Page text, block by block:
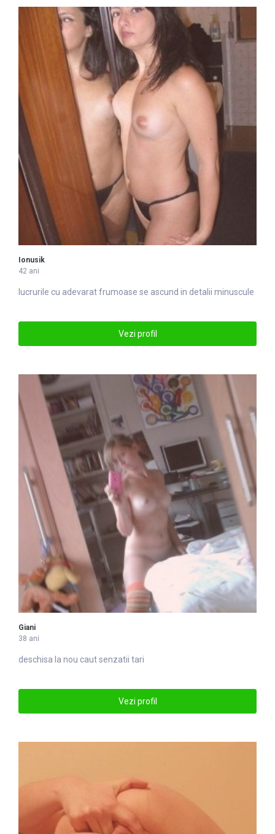
Ionusik
42 ani
lucrurile cu adevarat frumoase se ascund in detalii minuscule
Vezi profil
Giani
38 ani
deschisa la nou caut senzatii tari
Vezi profil